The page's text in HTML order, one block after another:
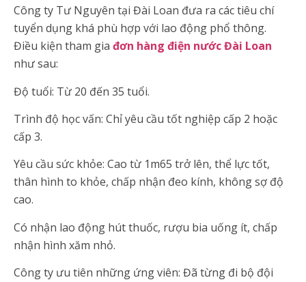
Công ty Tư Nguyên tại Đài Loan đưa ra các tiêu chí
tuyển dụng khá phù hợp với lao động phổ thông.
Điều kiện tham gia đơn hàng điện nước Đài Loan
như sau:
Độ tuổi: Từ 20 đến 35 tuổi.
Trình độ học vấn: Chỉ yêu cầu tốt nghiệp cấp 2 hoặc
cấp 3.
Yêu cầu sức khỏe: Cao từ 1m65 trở lên, thể lực tốt,
thân hình to khỏe, chấp nhận đeo kính, không sợ độ
cao.
Có nhận lao động hút thuốc, rượu bia uống ít, chấp
nhận hình xăm nhỏ.
Công ty ưu tiên những ứng viên: Đã từng đi bộ đội